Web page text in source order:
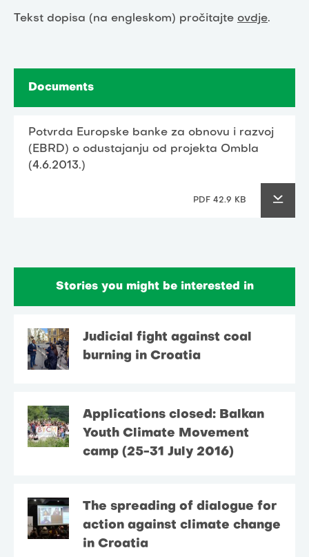
Tekst dopisa (na engleskom) pročitajte ovdje.
Documents
Potvrda Europske banke za obnovu i razvoj
(EBRD) o odustajanju od projekta Ombla
(4.6.2013.)
PDF 42.9 KB
Stories you might be interested in
Judicial fight against coal
burning in Croatia
Applications closed: Balkan
Youth Climate Movement
camp (25-31 July 2016)
The spreading of dialogue for
action against climate change
in Croatia